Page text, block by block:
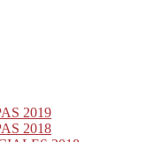
2019
2018